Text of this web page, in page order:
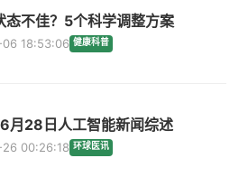
态不佳？5个科学调整方案
18:53:06 健康科普
月28日人工智能新闻综述
00:26:18 环球医讯